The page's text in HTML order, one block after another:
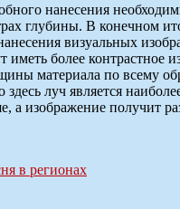
нанесения
глубины. В конечном
визуальных
иметь более
материала по всему
луч является
а изображение получит
в регионах